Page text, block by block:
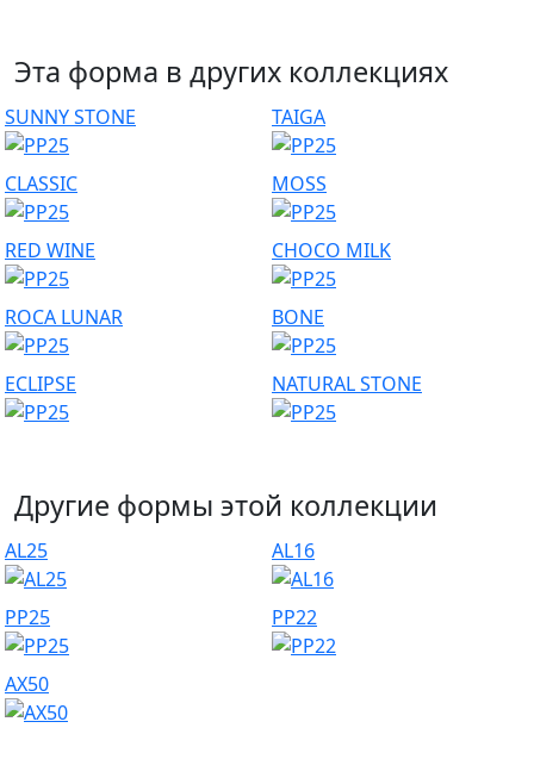
Эта форма в других коллекциях
SUNNY STONE TAIGA
CLASSIC MOSS
RED WINE CHOCO MILK
ROCA LUNAR BONE
ECLIPSE NATURAL STONE
Другие формы этой коллекции
AL25 AL16
PP25 PP22
AX50